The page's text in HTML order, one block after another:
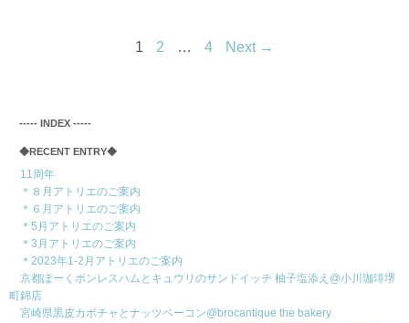
1 2 … 4 Next →
‐‐‐‐‐ INDEX ‐‐‐‐‐
◆RECENT ENTRY◆
11周年
＊８月アトリエのご案内
＊６月アトリエのご案内
＊5月アトリエのご案内
＊3月アトリエのご案内
＊2023年1-2月アトリエのご案内
京都ぽーくボンレスハムとキュウリのサンドイッチ 柚子塩添え@小川珈琲堺
町錦店
宮崎県黒皮カボチャとナッツベーコン@brocantique the bakery